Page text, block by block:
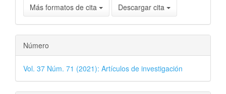
Más formatos de cita Descargar cita
Número
Vol. 37 Núm. 71 (2021): Artículos de investigación